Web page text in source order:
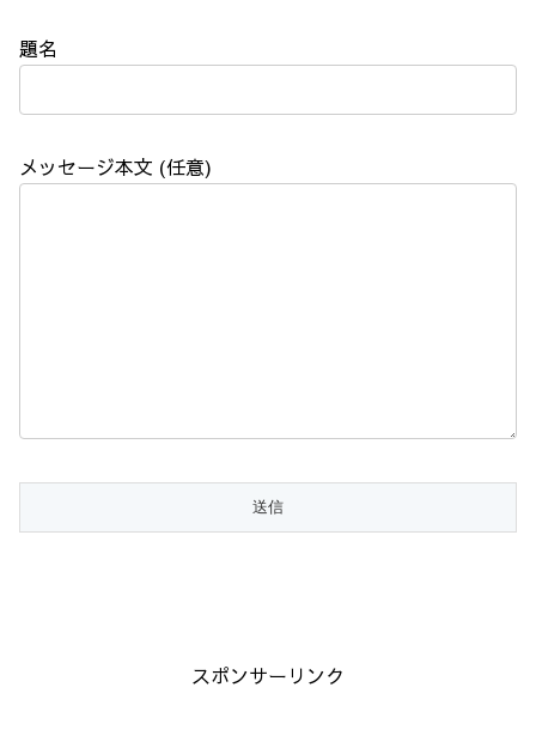
題名
メッセージ本文 (任意)
スポンサーリンク